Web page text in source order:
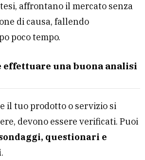
affrontano il mercato senza
di causa, fallendo
poco tempo.
effettuare una buona analisi
il tuo prodotto o servizio si
devono essere verificati. Puoi
questionari e
.